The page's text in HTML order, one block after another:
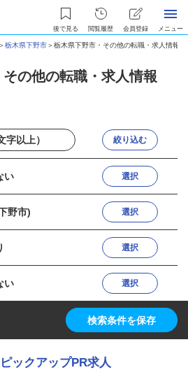
後で見る 閲覧履歴 会員登録 メニュー
＞栃木県下野市＞栃木県下野市・その他の転職・求人情報
の他の転職・求人情報
絞り込む
い 選択
野市) 選択
選択
い 選択
検索条件を保存
ックアップPR求人